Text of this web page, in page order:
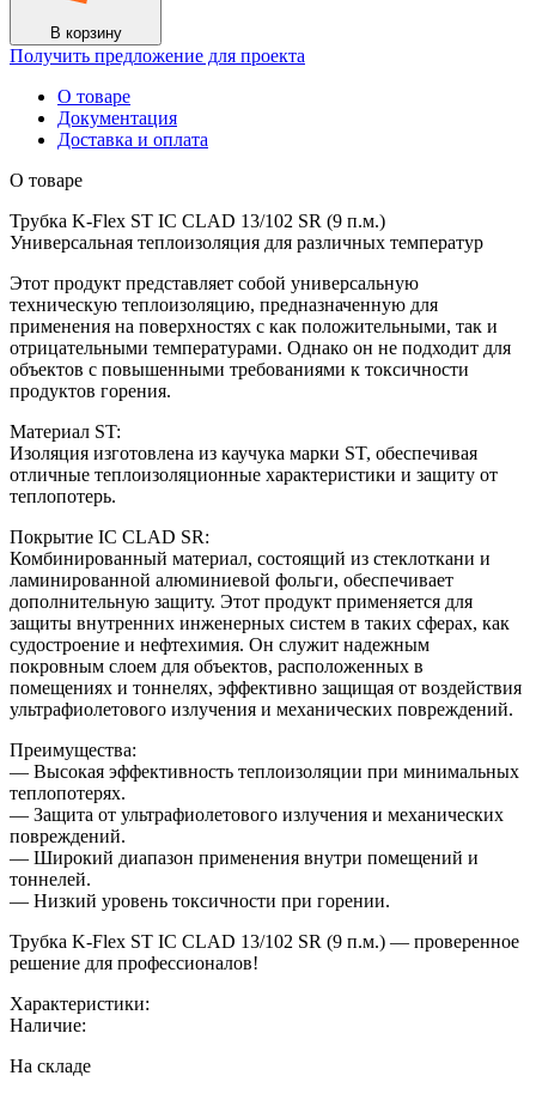
п.м.)
В корзину
Получить предложение для проекта
О товаре
Документация
Доставка и оплата
О товаре
Трубка K-Flex ST IС CLAD 13/102 SR (9 п.м.)
Универсальная теплоизоляция для различных температур
Этот продукт представляет собой универсальную
техническую теплоизоляцию, предназначенную для
применения на поверхностях с как положительными, так и
отрицательными температурами. Однако он не подходит для
объектов с повышенными требованиями к токсичности
продуктов горения.
Материал ST:
Изоляция изготовлена из каучука марки ST, обеспечивая
отличные теплоизоляционные характеристики и защиту от
теплопотерь.
Покрытие IC CLAD SR:
Комбинированный материал, состоящий из стеклоткани и
ламинированной алюминиевой фольги, обеспечивает
дополнительную защиту. Этот продукт применяется для
защиты внутренних инженерных систем в таких сферах, как
судостроение и нефтехимия. Он служит надежным
покровным слоем для объектов, расположенных в
помещениях и тоннелях, эффективно защищая от воздействия
ультрафиолетового излучения и механических повреждений.
Преимущества:
— Высокая эффективность теплоизоляции при минимальных
теплопотерях.
— Защита от ультрафиолетового излучения и механических
повреждений.
— Широкий диапазон применения внутри помещений и
тоннелей.
— Низкий уровень токсичности при горении.
Трубка K-Flex ST IС CLAD 13/102 SR (9 п.м.) — проверенное
решение для профессионалов!
Характеристики:
Наличие:
На складе